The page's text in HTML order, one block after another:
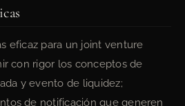
eficaz para un joint venture
con rigor los conceptos de
y evento de liquidez;
de notificación que generen